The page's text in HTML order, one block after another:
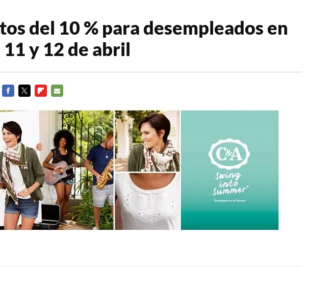
del 10 % para desempleados en
y 12 de abril
MAIL